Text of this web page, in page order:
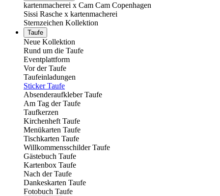
kartenmacherei x Cam Cam Copenhagen
Sissi Rasche x kartenmacherei
Sternzeichen Kollektion
Taufe
Neue Kollektion
Rund um die Taufe
Eventplattform
Vor der Taufe
Taufeinladungen
Sticker Taufe
Absenderaufkleber Taufe
Am Tag der Taufe
Taufkerzen
Kirchenheft Taufe
Menükarten Taufe
Tischkarten Taufe
Willkommensschilder Taufe
Gästebuch Taufe
Kartenbox Taufe
Nach der Taufe
Dankeskarten Taufe
Fotobuch Taufe